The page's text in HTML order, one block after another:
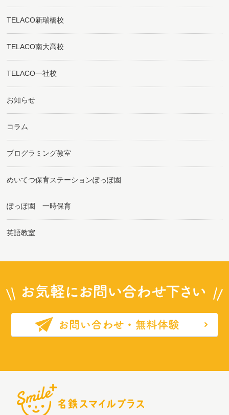
TELACO新瑞橋校
TELACO南大高校
TELACO一社校
お知らせ
コラム
プログラミング教室
めいてつ保育ステーションぽっぽ園
ぽっぽ園 一時保育
英語教室